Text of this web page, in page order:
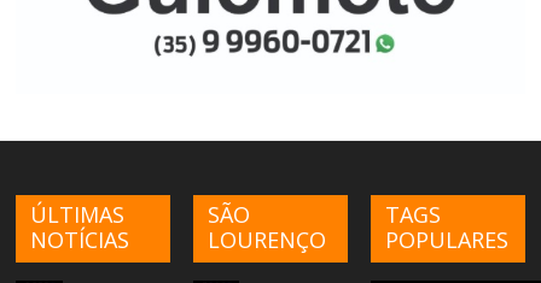
ÚLTIMAS
NOTÍCIAS
SÃO
LOURENÇO
TAGS
POPULARES